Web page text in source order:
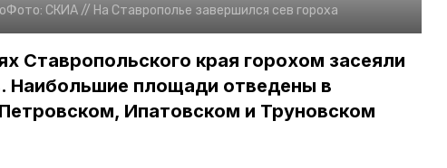
Фото: СКИА // На Ставрополье завершился сев гороха
Ставропольского края горохом засеяли
Наибольшие площади отведены в
Ипатовском и Труновском